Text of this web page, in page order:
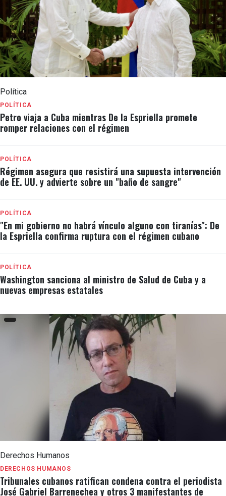
Política
POLÍTICA
Petro viaja a Cuba mientras De la Espriella promete
romper relaciones con el régimen
POLÍTICA
Régimen asegura que resistirá una supuesta intervención
de EE. UU. y advierte sobre un "baño de sangre"
POLÍTICA
"En mi gobierno no habrá vínculo alguno con tiranías": De
la Espriella confirma ruptura con el régimen cubano
POLÍTICA
Washington sanciona al ministro de Salud de Cuba y a
nuevas empresas estatales
Derechos Humanos
DERECHOS HUMANOS
Tribunales cubanos ratifican condena contra el periodista
José Gabriel Barrenechea y otros 3 manifestantes de